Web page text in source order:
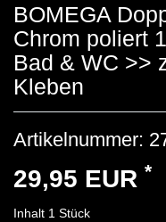
BOMEGA
Chrom poliert
Bad & WC >>
Kleben
Artikelnummer:
29,95 EUR *
Inhalt 1 Stück